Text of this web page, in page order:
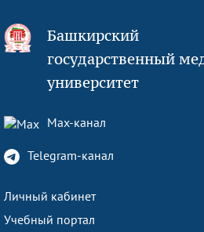
Башкирский
государственный
университет
Max-канал
Telegram-канал
Личный кабинет
Учебный портал